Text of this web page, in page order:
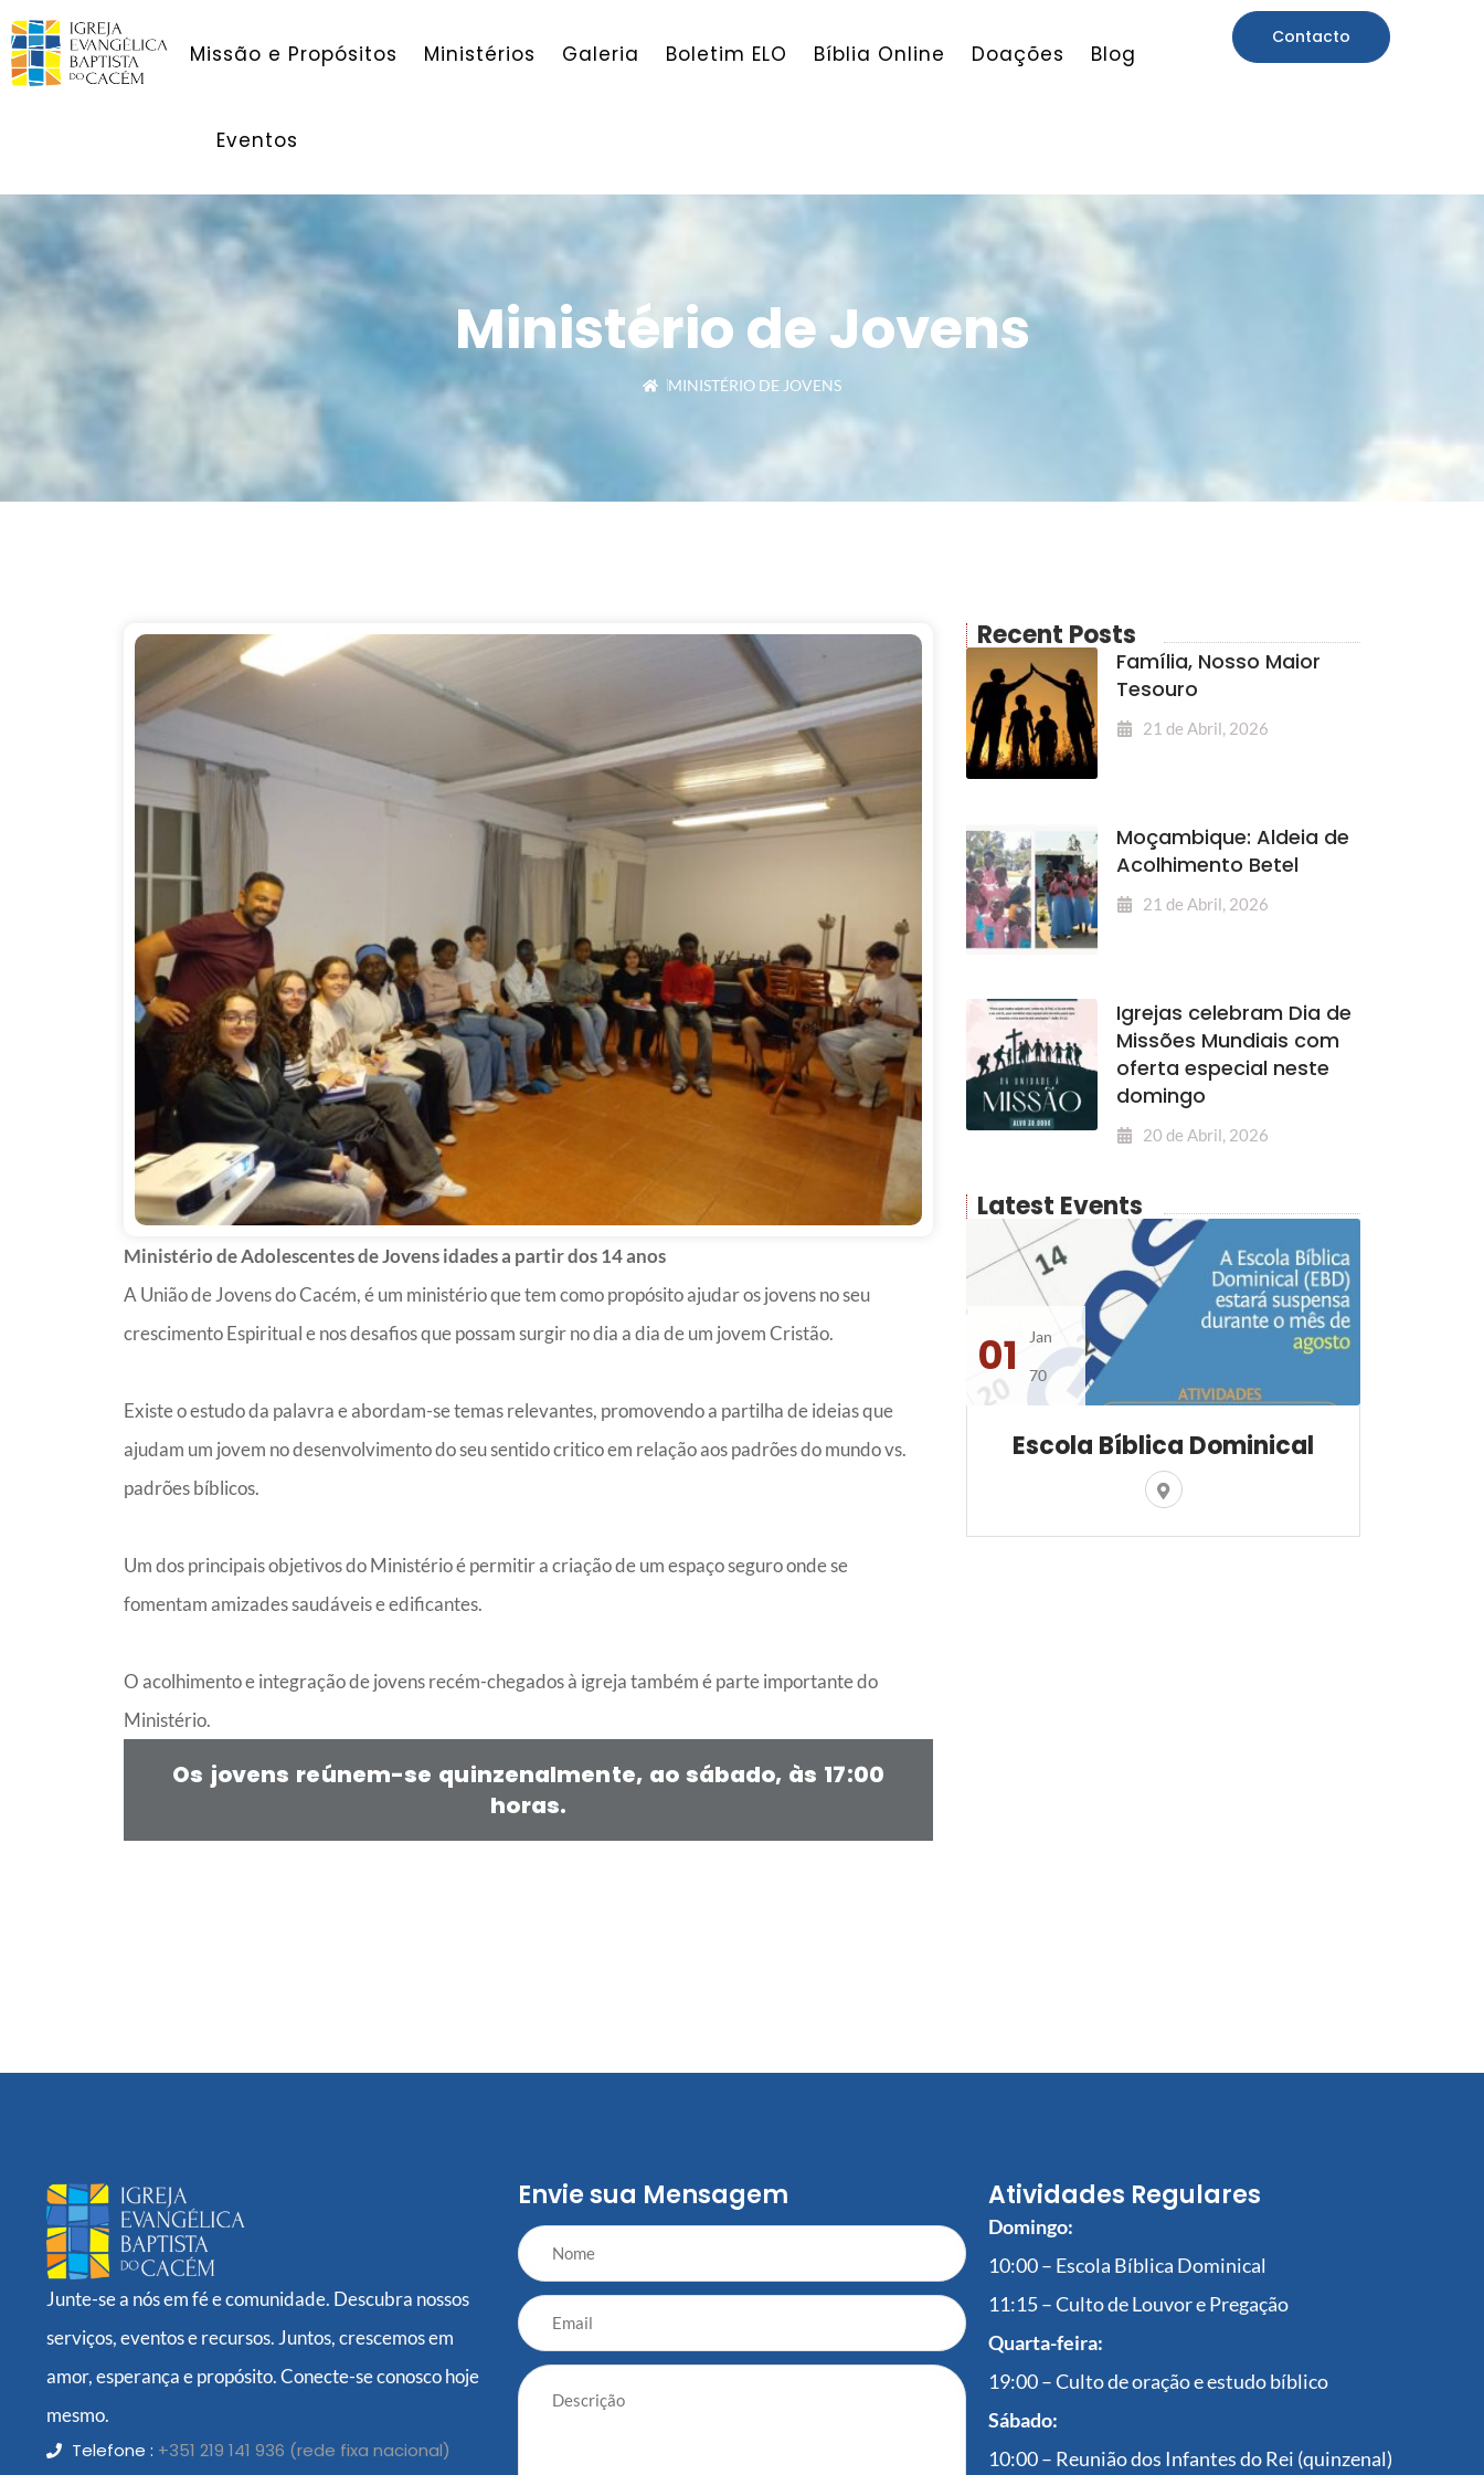
Missão e Propósitos Ministérios Galeria Boletim ELO Bíblia Online Doações Blog
Eventos
Contacto
Ministério de Jovens
MINISTÉRIO DE JOVENS
Ministério de Adolescentes de Jovens idades a partir dos 14 anos
A União de Jovens do Cacém, é um ministério que tem como propósito ajudar os jovens no seu
crescimento Espiritual e nos desafios que possam surgir no dia a dia de um jovem Cristão.
Existe o estudo da palavra e abordam-se temas relevantes, promovendo a partilha de ideias que
ajudam um jovem no desenvolvimento do seu sentido critico em relação aos padrões do mundo vs.
padrões bíblicos.
Um dos principais objetivos do Ministério é permitir a criação de um espaço seguro onde se
fomentam amizades saudáveis e edificantes.
O acolhimento e integração de jovens recém-chegados à igreja também é parte importante do
Ministério.
Os jovens reúnem-se quinzenalmente, ao sábado, às 17:00
horas.​
Recent Posts
Família, Nosso Maior
Tesouro
21 de Abril, 2026
Moçambique: Aldeia de
Acolhimento Betel
21 de Abril, 2026
Igrejas celebram Dia de
Missões Mundiais com
oferta especial neste
domingo
20 de Abril, 2026
Latest Events
01 Jan
70
Escola Bíblica Dominical
Junte-se a nós em fé e comunidade. Descubra nossos
serviços, eventos e recursos. Juntos, crescemos em
amor, esperança e propósito. Conecte-se conosco hoje
mesmo.
Telefone : +351 219 141 936 (rede fixa nacional)
Envie sua Mensagem Atividades Regulares
Domingo:
10:00 – Escola Bíblica Dominical
11:15 – Culto de Louvor e Pregação
Quarta-feira:
19:00 – Culto de oração e estudo bíblico
Sábado:
10:00 – Reunião dos Infantes do Rei (quinzenal)